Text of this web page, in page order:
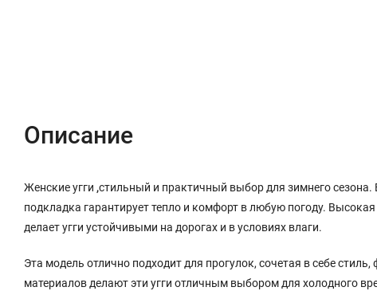
Описание
Женские угги ,стильный и практичный выбор для зимнего
подкладка гарантирует тепло и комфорт в любую погоду.
делает угги устойчивыми на дорогах и в условиях влаги.
Эта модель отлично подходит для прогулок, сочетая в себе
материалов делают эти угги отличным выбором для холодного